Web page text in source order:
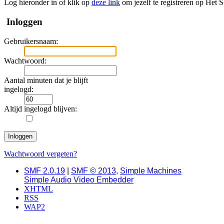
Log hieronder in of klik op deze link om jezelf te registreren op Het
Inloggen
Gebruikersnaam:
Wachtwoord:
Aantal minuten dat je blijft
ingelogd:
Altijd ingelogd blijven:
Wachtwoord vergeten?
SMF 2.0.19
SMF © 2013, Simple Machines
Simple Audio Video Embedder
XHTML
RSS
WAP2